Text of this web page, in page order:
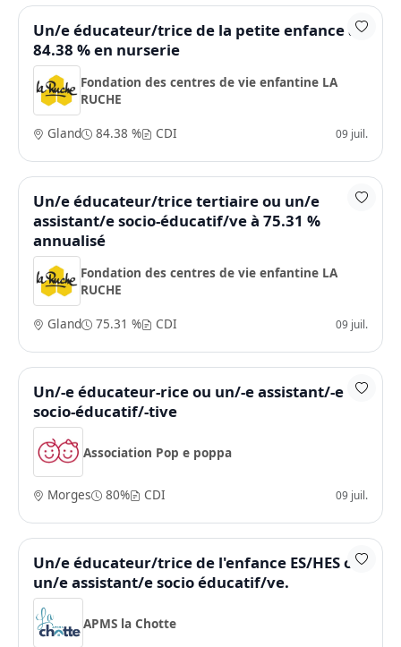
Un/e éducateur/trice de la petite enfance à
84.38 % en nurserie
Fondation des centres de vie enfantine LA
RUCHE
Gland
84.38 % CDI 09 juil.
Un/e éducateur/trice tertiaire ou un/e
assistant/e socio-éducatif/ve à 75.31 %
annualisé
Fondation des centres de vie enfantine LA
RUCHE
Gland
75.31 % CDI 09 juil.
Un/-e éducateur-rice ou un/-e assistant/-e
socio-éducatif/-tive
Association Pop e poppa
Morges 80% CDI 09 juil.
Un/e éducateur/trice de l'enfance ES/HES ou
un/e assistant/e socio éducatif/ve.
APMS la Chotte